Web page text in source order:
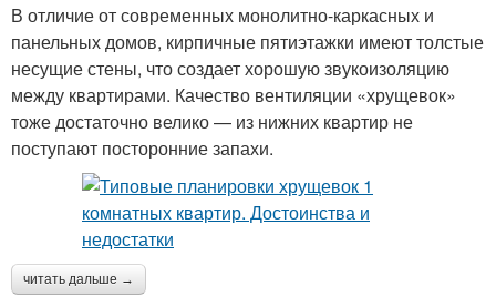
В отличие от современных монолитно-каркасных и
панельных домов, кирпичные пятиэтажки имеют толстые
несущие стены, что создает хорошую звукоизоляцию
между квартирами. Качество вентиляции «хрущевок»
тоже достаточно велико — из нижних квартир не
поступают посторонние запахи.
читать дальше →